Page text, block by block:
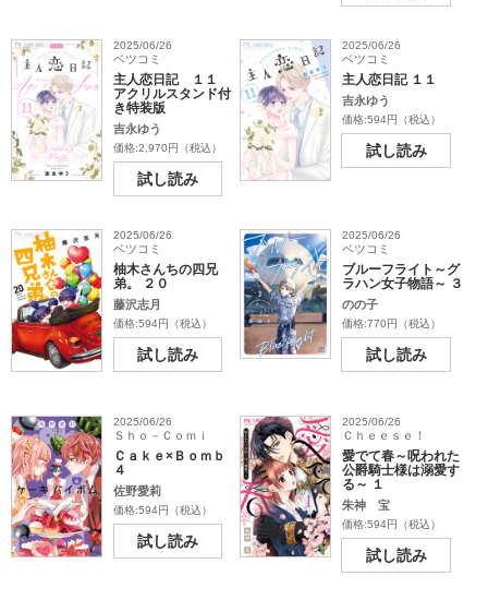
2025/06/26
ベツコミ
主人恋日記 １１
アクリルスタンド付
き特装版
吉永ゆう
価格:2,970円（税込）
試し読み
2025/06/26
ベツコミ
主人恋日記 １１
吉永ゆう
価格:594円（税込）
試し読み
2025/06/26
ベツコミ
柚木さんちの四兄
弟。 ２０
藤沢志月
価格:594円（税込）
試し読み
2025/06/26
ベツコミ
ブルーフライト～グ
ラハン女子物語～ ３
のの子
価格:770円（税込）
試し読み
2025/06/26
Ｓｈｏ－Ｃｏｍｉ
Ｃａｋｅ×Ｂｏｍｂ
４
佐野愛莉
価格:594円（税込）
試し読み
2025/06/26
Ｃｈｅｅｓｅ！
愛でて春～呪われた
公爵騎士様は溺愛す
る～ １
朱神 宝
価格:594円（税込）
試し読み